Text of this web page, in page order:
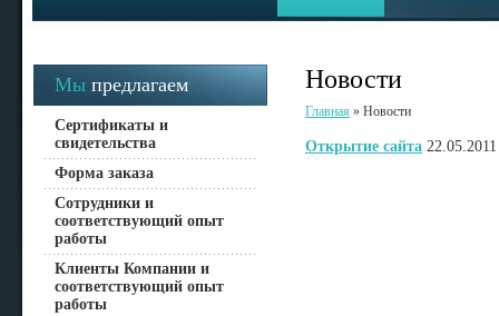
Новости
Главная » Новости
Открытие сайта
Мы предлагаем
Сертификаты и
свидетельства
Форма заказа
Сотрудники и
соответствующий опыт
работы
Клиенты Компании и
соответствующий опыт
работы